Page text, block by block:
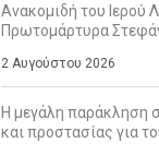
Ανακομιδή του Ιερού
Πρωτομάρτυρα
2 Αυγούστου 2026
Η μεγάλη παράκληση
και προστασίας για